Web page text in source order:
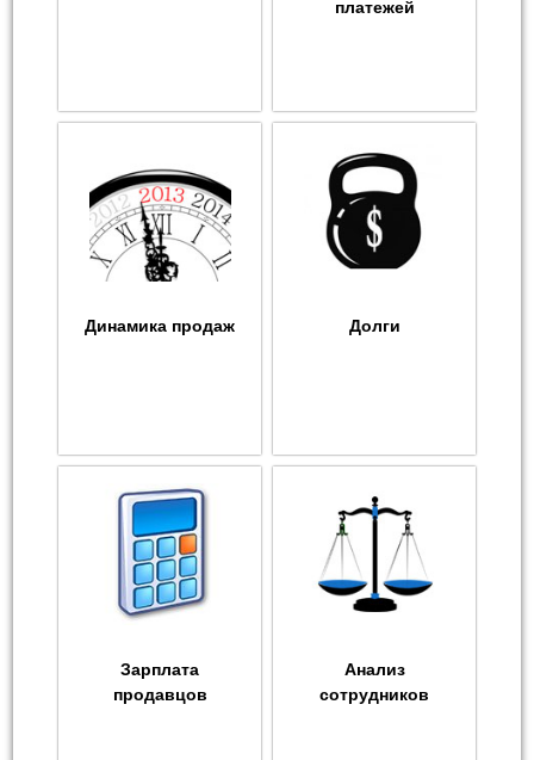
платежей
Динамика продаж Долги
Зарплата
продавцов
Анализ
сотрудников